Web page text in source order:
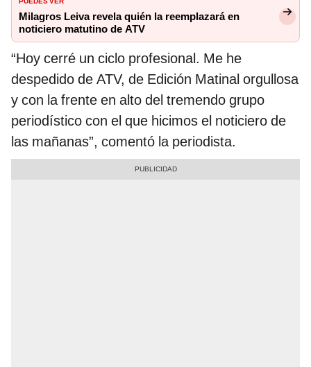
Milagros Leiva revela quién la reemplazará en
noticiero matutino de ATV
“Hoy cerré un ciclo profesional. Me he
despedido de ATV, de Edición Matinal orgullosa
y con la frente en alto del tremendo grupo
periodístico con el que hicimos el noticiero de
las mañanas”, comentó la periodista.